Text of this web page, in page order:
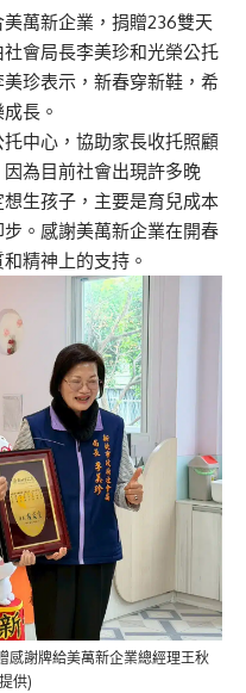
萬新企業，捐贈236雙天
會局長李美珍和光榮公托
珍表示，新春穿新鞋，希
長。
中心，協助家長收托照顧
為目前社會出現許多晚
生孩子，主要是育兒成本
。感謝美萬新企業在開春
精神上的支持。
感謝牌給美萬新企業總經理王秋
供)